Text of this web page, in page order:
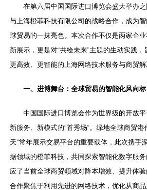
在第六届中国国际进口博览会盛大举办
与上海橙菲科技有限公司的战略合作，成为
球贸易的一抹亮色。本次合作不仅是两家企
新展示，更是对“共绘未来”主题的生动实践
更高效、更智能的上海网络技术服务与商贸解
一、进博舞台：全球贸易的智能化风向标
中国国际进口博览会作为世界级的开放平
新服务、新模式的“首秀场”。绿地全球商贸
天”常年展示交易平台的重要载体，此次携手
据领域的橙菲科技，共同探索智能化数字服
应了当前全球商贸领域对降本增效、提升体
合作聚焦于利用先进的网络技术，优化从商